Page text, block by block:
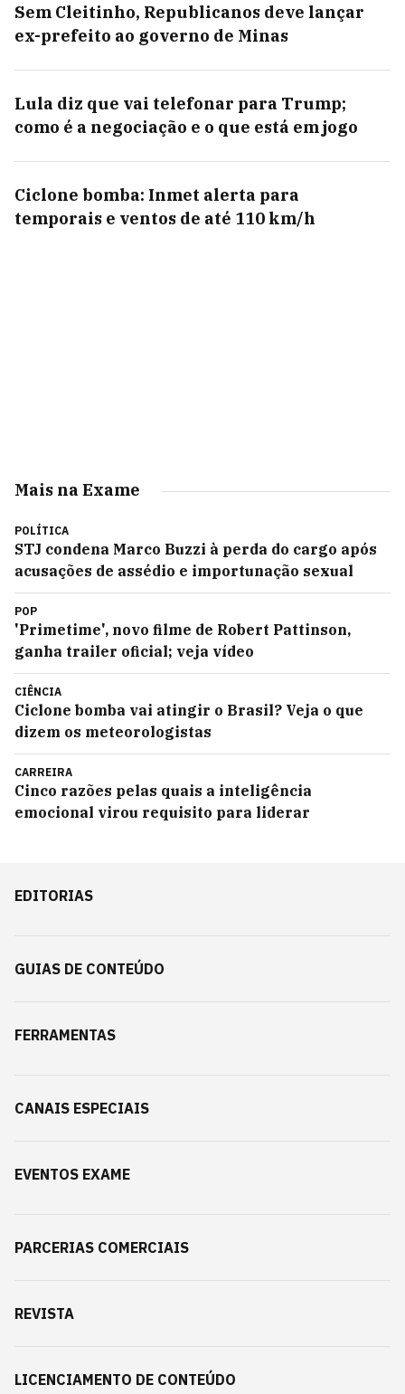
Sem Cleitinho, Republicanos deve lançar
ex-prefeito ao governo de Minas
Lula diz que vai telefonar para Trump;
como é a negociação e o que está em jogo
Ciclone bomba: Inmet alerta para
temporais e ventos de até 110 km/h
Mais na Exame
POLÍTICA
STJ condena Marco Buzzi à perda do cargo após
acusações de assédio e importunação sexual
POP
'Primetime', novo filme de Robert Pattinson,
ganha trailer oficial; veja vídeo
CIÊNCIA
Ciclone bomba vai atingir o Brasil? Veja o que
dizem os meteorologistas
CARREIRA
Cinco razões pelas quais a inteligência
emocional virou requisito para liderar
EDITORIAS
GUIAS DE CONTEÚDO
FERRAMENTAS
CANAIS ESPECIAIS
EVENTOS EXAME
PARCERIAS COMERCIAIS
REVISTA
LICENCIAMENTO DE CONTEÚDO